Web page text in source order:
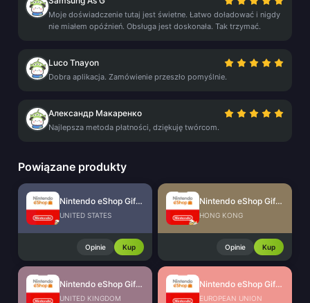
Moje doświadczenie tutaj jest świetne. Łatwo doładować i nigdy
nie miałem opóźnień. Obsługa jest doskonała. Tak trzymać.
Luco Tnayon
Dobra aplikacja. Zamówienie przeszło pomyślnie.
Александр Макаренко
Najlepsza metoda płatności, dziękuję twórcom.
Powiązane produkty
Nintendo eShop Gift Card (US)
UNITED STATES
Opinie Kup
Nintendo eShop Gift Card (HK)
HONG KONG
Opinie Kup
Nintendo eShop Gift Card (UK)
UNITED KINGDOM
Nintendo eShop Gift Card (EU)
EUROPEAN UNION